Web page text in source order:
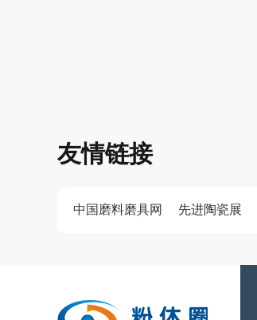
友情链接
中国磨料磨具网 先进陶瓷展